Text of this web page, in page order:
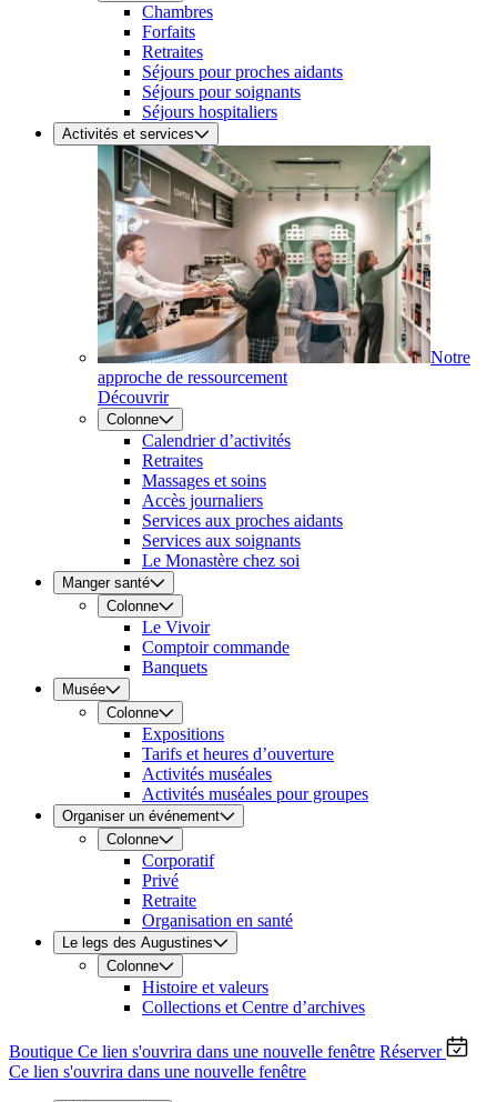
Chambres
Forfaits
Retraites
Séjours pour proches aidants
Séjours pour soignants
Séjours hospitaliers
Activités et services
Notre
approche de ressourcement
Découvrir
Colonne
Calendrier d’activités
Retraites
Massages et soins
Accès journaliers
Services aux proches aidants
Services aux soignants
Le Monastère chez soi
Manger santé
Colonne
Le Vivoir
Comptoir commande
Banquets
Musée
Colonne
Expositions
Tarifs et heures d’ouverture
Activités muséales
Activités muséales pour groupes
Organiser un événement
Colonne
Corporatif
Privé
Retraite
Organisation en santé
Le legs des Augustines
Colonne
Histoire et valeurs
Collections et Centre d’archives
Boutique Ce lien s'ouvrira dans une nouvelle fenêtre Réserver
Ce lien s'ouvrira dans une nouvelle fenêtre